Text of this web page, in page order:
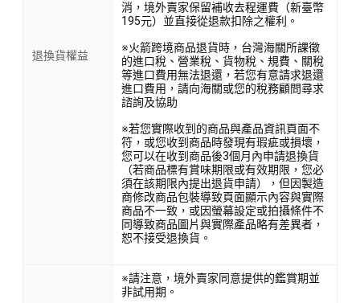
退換貨權益
消，境外賣家保留補收去程運費（新臺幣
195元）並直接從退款扣除之權利。
※火箭跨境商品退貨時，台灣海關所課徵
的進口稅、營業稅、貨物稅、規費、關稅
等進口費用無法退還，若您有意請求退還
進口費用，請向海關或您的稅務顧問尋求
諮詢及協助
※若您實際收到的商品與產品資訊頁面不
符，或您收到商品時發現有瑕疵或損壞，
您可以在收到商品後3個月內申請退換貨
（若商品標有賞味期限或有效期限，您必
須在該期限內提出退貨申請），但因製造
商修改商品包裝導致頁面顯示內容與實際
商品不一致，或因螢幕設定或拍攝條件不
同導致商品圖片與實際產品略有差異者，
恕不接受退換貨。
※請注意，境外賣家同意提供的鑑賞期並
非試用期。